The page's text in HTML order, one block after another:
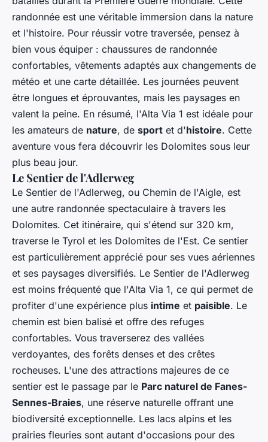
randonnée est une véritable immersion dans la nature
et l'histoire. Pour réussir votre traversée, pensez à
bien vous équiper : chaussures de randonnée
confortables, vêtements adaptés aux changements de
météo et une carte détaillée. Les journées peuvent
être longues et éprouvantes, mais les paysages en
valent la peine. En résumé, l'Alta Via 1 est idéale pour
les amateurs de nature, de sport et d'histoire. Cette
aventure vous fera découvrir les Dolomites sous leur
plus beau jour.
Le Sentier de l'Adlerweg
Le Sentier de l'Adlerweg, ou Chemin de l'Aigle, est
une autre randonnée spectaculaire à travers les
Dolomites. Cet itinéraire, qui s'étend sur 320 km,
traverse le Tyrol et les Dolomites de l'Est. Ce sentier
est particulièrement apprécié pour ses vues aériennes
et ses paysages diversifiés. Le Sentier de l'Adlerweg
est moins fréquenté que l'Alta Via 1, ce qui permet de
profiter d'une expérience plus intime et paisible. Le
chemin est bien balisé et offre des refuges
confortables. Vous traverserez des vallées
verdoyantes, des forêts denses et des crêtes
rocheuses. L'une des attractions majeures de ce
sentier est le passage par le Parc naturel de Fanes-
Sennes-Braies, une réserve naturelle offrant une
biodiversité exceptionnelle. Les lacs alpins et les
prairies fleuries sont autant d'occasions pour des